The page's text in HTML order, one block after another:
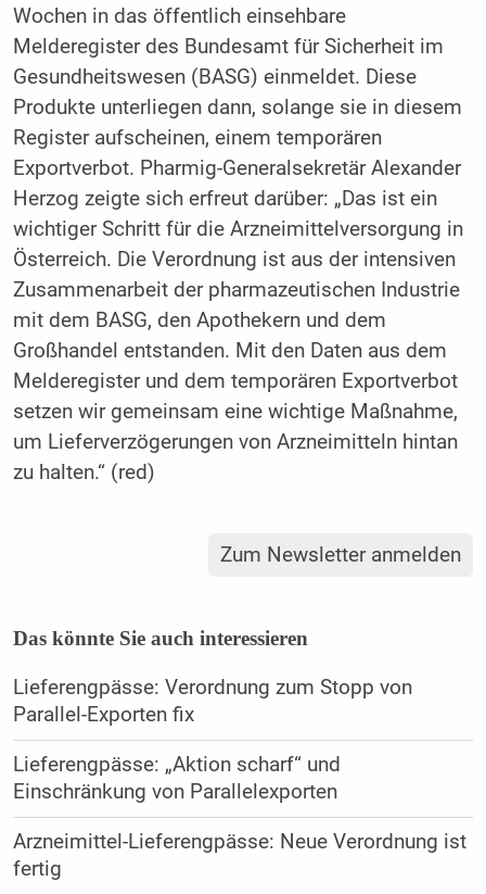
Wochen in das öffentlich einsehbare
Melderegister des Bundesamt für Sicherheit im
Gesundheitswesen (BASG) einmeldet. Diese
Produkte unterliegen dann, solange sie in diesem
Register aufscheinen, einem temporären
Exportverbot. Pharmig-Generalsekretär Alexander
Herzog zeigte sich erfreut darüber: „Das ist ein
wichtiger Schritt für die Arzneimittelversorgung in
Österreich. Die Verordnung ist aus der intensiven
Zusammenarbeit der pharmazeutischen Industrie
mit dem BASG, den Apothekern und dem
Großhandel entstanden. Mit den Daten aus dem
Melderegister und dem temporären Exportverbot
setzen wir gemeinsam eine wichtige Maßnahme,
um Lieferverzögerungen von Arzneimitteln hintan
zu halten.“ (red)
Zum Newsletter anmelden
Das könnte Sie auch interessieren
Lieferengpässe: Verordnung zum Stopp von
Parallel-Exporten fix
Lieferengpässe: „Aktion scharf“ und
Einschränkung von Parallelexporten
Arzneimittel-Lieferengpässe: Neue Verordnung ist
fertig